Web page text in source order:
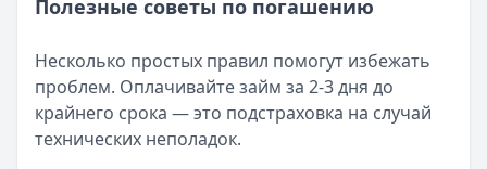
Полезные советы по погашению
Несколько простых правил помогут избежать
проблем. Оплачивайте займ за 2-3 дня до
крайнего срока — это подстраховка на случай
технических неполадок.